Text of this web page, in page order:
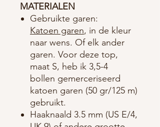
MATERIALEN
Gebruikte garen:
Katoen garen, in de kleur
naar wens. Of elk ander
garen. Voor deze top,
maat S, heb ik 3,5-4
bollen gemerceriseerd
katoen garen (50 gr/125 m)
gebruikt.
Haaknaald 3.5 mm (US E/4,